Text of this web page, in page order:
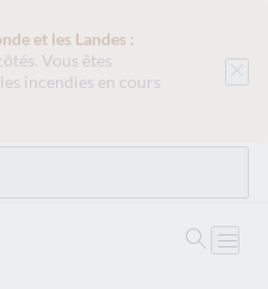
et les Landes :
Vous êtes
incendies en cours